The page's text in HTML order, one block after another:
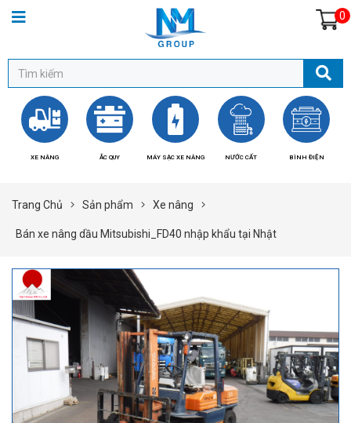
0
XE NÂNG ẮC QUY MÁY SẠC XE NÂNG NƯỚC CẤT BÌNH ĐIỆN
Trang Chủ Sản phẩm Xe nâng
Bán xe nâng dầu Mitsubishi_FD40 nhập khẩu tại Nhật